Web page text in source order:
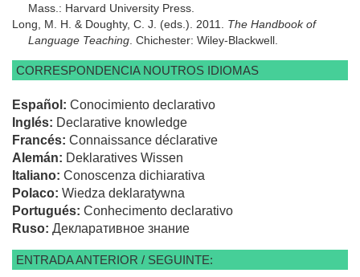
Mass.: Harvard University Press.
Long, M. H. & Doughty, C. J. (eds.). 2011. The Handbook of
Language Teaching . Chichester: Wiley-Blackwell.
CORRESPONDENCIA NOUTROS IDIOMAS
Español: Conocimiento declarativo
Inglés: Declarative knowledge
Francés: Connaissance déclarative
Alemán: Deklaratives Wissen
Italiano: Conoscenza dichiarativa
Polaco: Wiedza deklaratywna
Portugués: Conhecimento declarativo
Ruso: Декларативное знание
ENTRADA ANTERIOR / SEGUINTE: